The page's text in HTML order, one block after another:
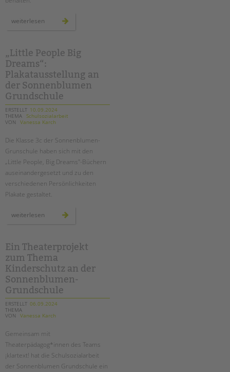
weiterlesen fachtag
„Little People Big
Dreams“:
Plakatausstellung an
der Sonnenblumen
Grundschule
ERSTELLT 10.09.2024
THEMA Schulsozialarbeit
VON
Vanessa Karch
Die Klasse 3c der Sonnenblumen-
Grunschule haben sich mit den
„Little People, Big Dreams"-Büchern
auseinandergesetzt und zu den
verschiedenen Persönlichkeiten
Plakate gestaltet.
weiterlesen
an
der
sonnenblumen
grundschule
Ein Theaterprojekt
zum Thema
Kinderschutz an der
Sonnenblumen-
Grundschule
ERSTELLT 06.09.2024
THEMA
VON
Vanessa Karch
Gemeinsam mit
Theaterpädagog*innen des Teams
¡klartext! hat die Schulsozialarbeit
der Sonnenblumen Grundschule ein